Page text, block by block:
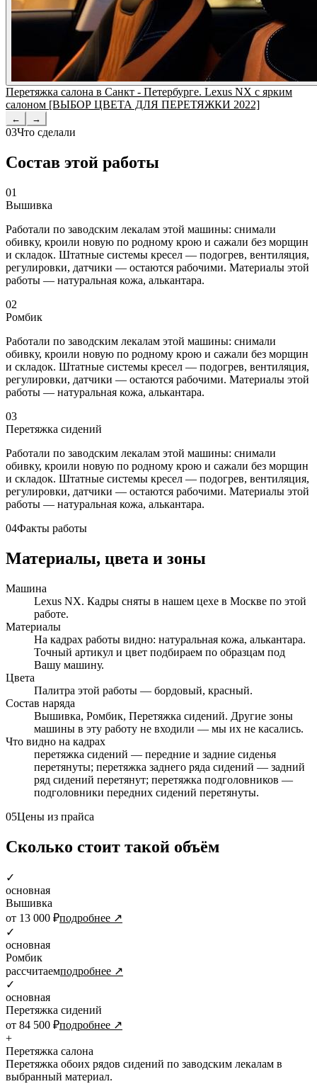
Перетяжка салона в Санкт - Петербурге. Lexus NX с ярким
салоном [ВЫБОР ЦВЕТА ДЛЯ ПЕРЕТЯЖКИ 2022]
← →
03Что сделали
Состав этой работы
01
Вышивка
Работали по заводским лекалам этой машины: снимали
обивку, кроили новую по родному крою и сажали без морщин
и складок. Штатные системы кресел — подогрев, вентиляция,
регулировки, датчики — остаются рабочими. Материалы этой
работы — натуральная кожа, алькантара.
02
Ромбик
Работали по заводским лекалам этой машины: снимали
обивку, кроили новую по родному крою и сажали без морщин
и складок. Штатные системы кресел — подогрев, вентиляция,
регулировки, датчики — остаются рабочими. Материалы этой
работы — натуральная кожа, алькантара.
03
Перетяжка сидений
Работали по заводским лекалам этой машины: снимали
обивку, кроили новую по родному крою и сажали без морщин
и складок. Штатные системы кресел — подогрев, вентиляция,
регулировки, датчики — остаются рабочими. Материалы этой
работы — натуральная кожа, алькантара.
04Факты работы
Материалы, цвета и зоны
Машина
Lexus NX. Кадры сняты в нашем цехе в Москве по этой
работе.
Материалы
На кадрах работы видно: натуральная кожа, алькантара.
Точный артикул и цвет подбираем по образцам под
Вашу машину.
Цвета
Палитра этой работы — бордовый, красный.
Состав наряда
Вышивка, Ромбик, Перетяжка сидений. Другие зоны
машины в эту работу не входили — мы их не касались.
Что видно на кадрах
перетяжка сидений — передние и задние сиденья
перетянуты; перетяжка заднего ряда сидений — задний
ряд сидений перетянут; перетяжка подголовников —
подголовники передних сидений перетянуты.
05Цены из прайса
Сколько стоит такой объём
✓
основная
Вышивка
от 13 000 ₽подробнее ↗
✓
основная
Ромбик
рассчитаемподробнее ↗
✓
основная
Перетяжка сидений
от 84 500 ₽подробнее ↗
+
Перетяжка салона
Перетяжка обоих рядов сидений по заводским лекалам в
выбранный материал.